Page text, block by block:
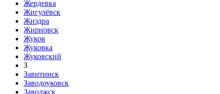
Жердевка
Жигулёвск
Жиздра
Жирновск
Жуков
Жуковка
Жуковский
З
Завитинск
Заводоуковск
Заволжск